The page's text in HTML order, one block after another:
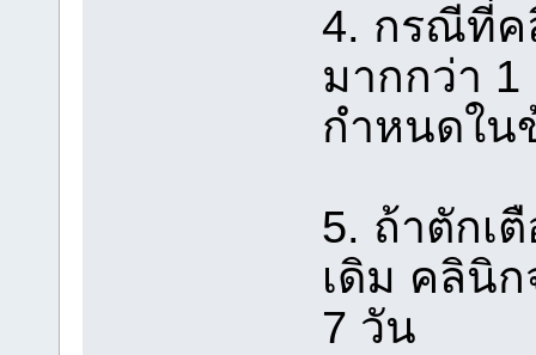
4. กรณีที่ค
มากกว่า 1
กำหนดใน
5. ถ้าตักเ
เดิม คลินิ
7 วัน